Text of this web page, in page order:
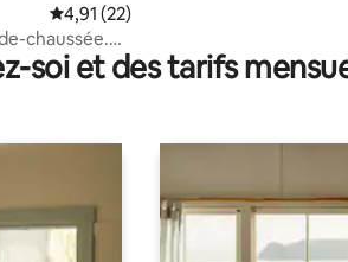
: 4,95 sur 5
Évaluation moyenne sur la base de
4,91 (22)
chaussée.
soi et des tarifs